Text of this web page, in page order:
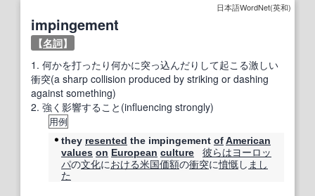
日本語WordNet(英和)
impingement
【名詞】
1. 何かを打ったり何かに突っ込んだりして起こる激しい
衝突(a sharp collision produced by striking or dashing
against something)
2. 強く影響すること(influencing strongly)
用例
they resented the impingement ofAmerican
values on European culture 彼らはヨーロッ
パの文化における米国価額の衝突に憤慨し まし
た